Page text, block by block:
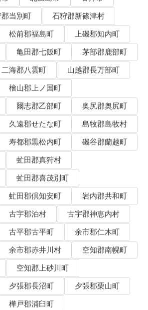
当別町
石狩郡新篠津村
松前郡福島町
上磯郡知内町
亀田郡七飯町
茅部郡鹿部町
二海郡八雲町
山越郡長万部町
檜山郡上ノ国町
爾志郡乙部町
奥尻郡奥尻町
久遠郡せたな町
島牧郡島牧村
寿都郡黒松内町
磯谷郡蘭越町
虻田郡真狩村
虻田郡喜茂別町
虻田郡倶知安町
岩内郡共和町
古宇郡泊村
古宇郡神恵内村
古平郡古平町
余市郡仁木町
余市郡赤井川村
空知郡南幌町
空知郡上砂川町
夕張郡長沼町
夕張郡栗山町
樺戸郡浦臼町